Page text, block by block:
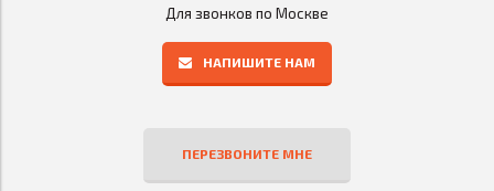
Для звонков по Москве
НАПИШИТЕ НАМ
ПЕРЕЗВОНИТЕ МНЕ